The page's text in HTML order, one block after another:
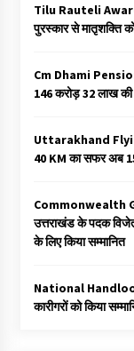
Tilu Rauteli
पुरस्कार से मातृशक्ति
Cm Dhami
146 करोड़ 32 लाख की
Uttarakhand
40 KM का सफर अब
Commonwealth
उत्तराखंड के पदक
के लिए किया सम्मानित
National
कारीगरों को किया